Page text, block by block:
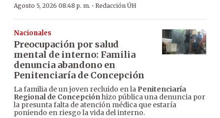
Agosto 5, 2026 08:48 p. m. · Redacción ÚH
Nacionales
Preocupación por salud
mental de interno: Familia
denuncia abandono en
Penitenciaría de Concepción
La familia de un joven recluido en la Penitenciaría
Regional de Concepciónhizo pública una denuncia por
la presunta falta de atención médica que estaría
poniendo en riesgo la vida del interno.